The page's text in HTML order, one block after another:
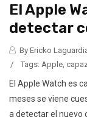
El Apple
detectar
By Ericko
/
Tags: Apple
El Apple Watch es
meses se viene
a detectar el nuevo